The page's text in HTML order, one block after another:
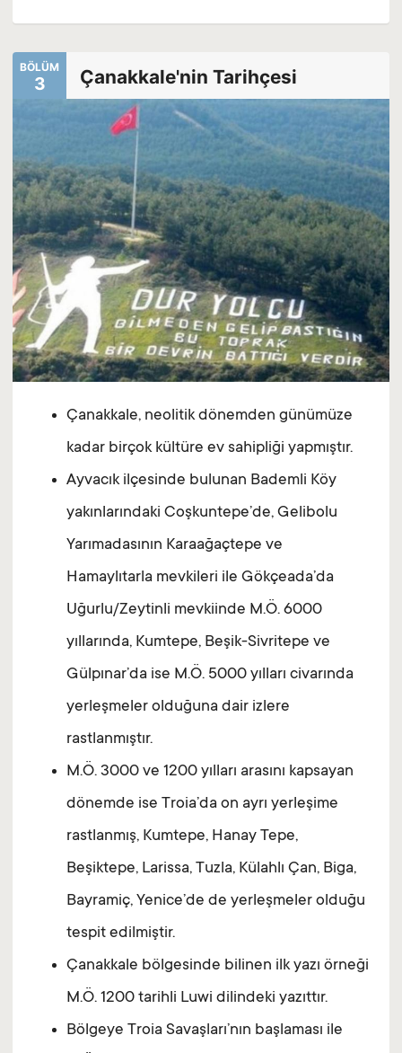
BÖLÜM
3 Çanakkale'nin Tarihçesi
Çanakkale, neolitik dönemden günümüze
kadar birçok kültüre ev sahipliği yapmıştır.
Ayvacık ilçesinde bulunan Bademli Köy
yakınlarındaki Coşkuntepe’de, Gelibolu
Yarımadasının Karaağaçtepe ve
Hamaylıtarla mevkileri ile Gökçeada’da
Uğurlu/Zeytinli mevkiinde M.Ö. 6000
yıllarında, Kumtepe, Beşik-Sivritepe ve
Gülpınar’da ise M.Ö. 5000 yılları civarında
yerleşmeler olduğuna dair izlere
rastlanmıştır.
M.Ö. 3000 ve 1200 yılları arasını kapsayan
dönemde ise Troia’da on ayrı yerleşime
rastlanmış, Kumtepe, Hanay Tepe,
Beşiktepe, Larissa, Tuzla, Külahlı Çan, Biga,
Bayramiç, Yenice’de de yerleşmeler olduğu
tespit edilmiştir.
Çanakkale bölgesinde bilinen ilk yazı örneği
M.Ö. 1200 tarihli Luwi dilindeki yazıttır.
Bölgeye Troia Savaşları’nın başlaması ile